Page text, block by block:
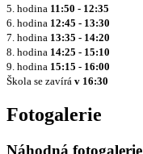
5. hodina 11:50 - 12:35
6. hodina 12:45 - 13:30
7. hodina 13:35 - 14:20
8. hodina 14:25 - 15:10
9. hodina 15:15 - 16:00
Škola se zavírá v 16:30
Fotogalerie
Náhodná fotogalerie